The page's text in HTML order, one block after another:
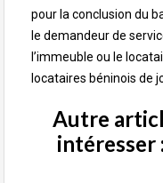
pour la conclusion du
le demandeur de
l’immeuble ou le
locataires béninois de
Autre
intéresser :